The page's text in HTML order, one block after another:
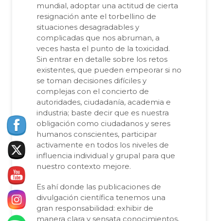
mundial, adoptar una actitud de cierta
resignación ante el torbellino de
situaciones desagradables y
complicadas que nos abruman, a
veces hasta el punto de la toxicidad.
Sin entrar en detalle sobre los retos
existentes, que pueden empeorar si no
se toman decisiones difíciles y
complejas con el concierto de
autoridades, ciudadanía, academia e
industria; baste decir que es nuestra
obligación como ciudadanos y seres
humanos conscientes, participar
activamente en todos los niveles de
influencia individual y grupal para que
nuestro contexto mejore.
Es ahí donde las publicaciones de
divulgación científica tenemos una
gran responsabilidad: exhibir de
manera clara y sensata conocimientos,